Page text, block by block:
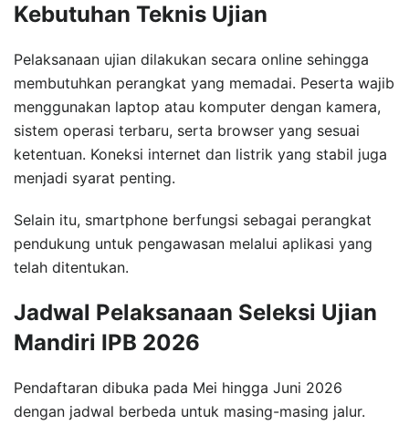
Kebutuhan Teknis Ujian
Pelaksanaan ujian dilakukan secara online sehingga
membutuhkan perangkat yang memadai. Peserta wajib
menggunakan laptop atau komputer dengan kamera,
sistem operasi terbaru, serta browser yang sesuai
ketentuan. Koneksi internet dan listrik yang stabil juga
menjadi syarat penting.
Selain itu, smartphone berfungsi sebagai perangkat
pendukung untuk pengawasan melalui aplikasi yang
telah ditentukan.
Jadwal Pelaksanaan Seleksi Ujian
Mandiri IPB 2026
Pendaftaran dibuka pada Mei hingga Juni 2026
dengan jadwal berbeda untuk masing-masing jalur.